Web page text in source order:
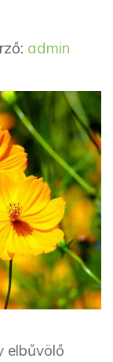
admin
elbűvölő